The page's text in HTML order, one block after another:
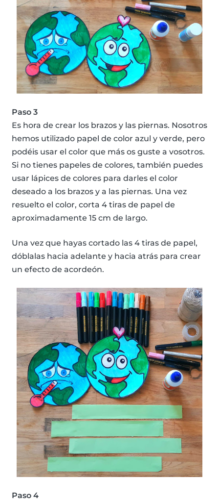
Paso 3
Es hora de crear los brazos y las piernas. Nosotros
hemos utilizado papel de color azul y verde, pero
podéis usar el color que más os guste a vosotros.
Si no tienes papeles de colores, también puedes
usar lápices de colores para darles el color
deseado a los brazos y a las piernas. Una vez
resuelto el color, corta 4 tiras de papel de
aproximadamente 15 cm de largo.
Una vez que hayas cortado las 4 tiras de papel,
dóblalas hacia adelante y hacia atrás para crear
un efecto de acordeón.
Paso 4